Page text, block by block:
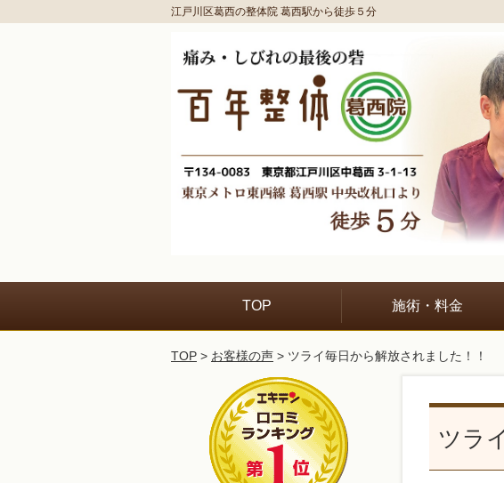
江戸川区葛西の整体院 葛西駅から徒歩５分
TOP 施術・料金
TOP > お客様の声 > ツライ毎日から解放されました！！
ツラ